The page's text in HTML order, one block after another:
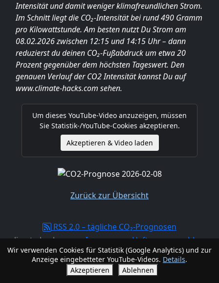
Intensität und damit weniger klimafreundlichen Strom.
Im Schnitt liegt die CO₂-Intensität bei rund 490 Gramm
pro Kilowattstunde. Am besten nutzt Du Strom am
08.02.2026 zwischen 12:15 und 14:15 Uhr – dann
reduzierst du deinen CO₂-Fußabdruck um etwa 20
Prozent gegenüber dem höchsten Tageswert. Den
genauen Verlauf der CO2 Intensität kannst Du auf
www.climate-hacks.com sehen.
Um dieses YouTube-Video anzuzeigen, müssen
Sie Statistik-/YouTube-Cookies akzeptieren.
Akzeptieren & Video laden
Zurück zur Übersicht
RSS 2.0 – tägliche CO₂-Prognosen
climate-hacks.com -Impressum, Haftungsausschluss,
Datenschutzerklärung
Wir verwenden Cookies für Statistik (Google Analytics) und zur
Anzeige eingebetteter YouTube-Videos. Details.
Akzeptieren
Ablehnen